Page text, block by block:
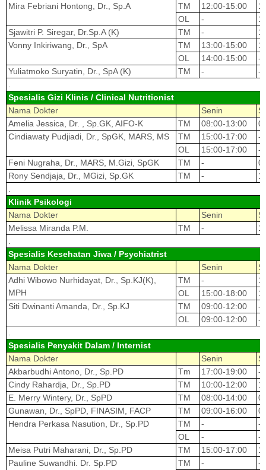
Mira Febriani Hontong, Dr., Sp.A
TM 12:00-15:00
OL
-
Sjawitri P. Siregar, Dr.Sp.A (K)
TM -
Vonny Inkiriwang, Dr., SpA
TM 13:00-15:00
OL
14:00-15:00
-
Yuliatmoko Suryatin, Dr., SpA (K)
TM -
-
Spesialis Gizi Klinis / Clinical Nutritionist
Nama Dokter
Senin
Amelia Jessica, Dr. , Sp.GK, AIFO-K
TM 08:00-13:00
Cindiawaty Pudjiadi, Dr., SpGK, MARS, MS
TM 15:00-17:00
-
OL
15:00-17:00
-
Feni Nugraha, Dr., MARS, M.Gizi, SpGK
TM -
Rony Sendjaja, Dr., MGizi, Sp.GK
TM -
Klinik Psikologi
Nama Dokter
Senin
Melissa Miranda P.M.
TM -
Spesialis Kesehatan Jiwa / Psychiatrist
Nama Dokter
Senin
Adhi Wibowo Nurhidayat, Dr., Sp.KJ(K),
MPH
TM -
OL
15:00-18:00
Siti Dwinanti Amanda, Dr., Sp.KJ
TM 09:00-12:00
-
OL
09:00-12:00
-
Spesialis Penyakit Dalam / Internist
Nama Dokter
Senin
Akbarbudhi Antono, Dr., Sp.PD
Tm 17:00-19:00
-
Cindy Rahardja, Dr., Sp.PD
TM 10:00-12:00
E. Merry Wintery, Dr., SpPD
TM 08:00-14:00
Gunawan, Dr., SpPD, FINASIM, FACP
TM 09:00-16:00
Hendra Perkasa Nasution, Dr., Sp.PD
TM -
-
OL
-
-
Meisa Putri Maharani, Dr., Sp.PD
TM 15:00-17:00
Pauline Suwandhi. Dr. Sp.PD
TM -
-